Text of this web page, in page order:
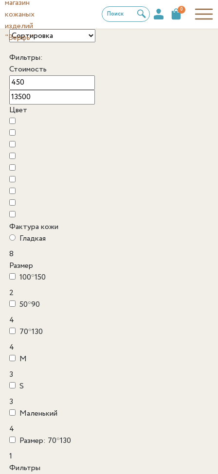
Поиск
0
Фильтры:
Стоимость
Цвет
Фактура кожи
Гладкая
8
Размер
100*150
2
50*90
4
70*130
4
M
3
S
3
Маленький
4
Размер: 70*130
1
Фильтры